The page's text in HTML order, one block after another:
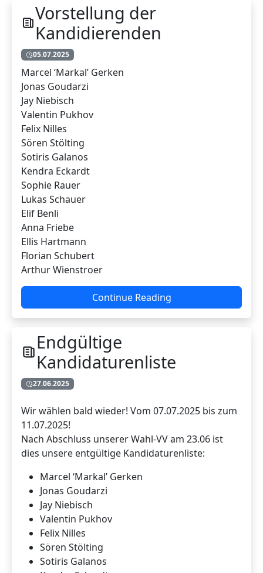
Vorstellung der
Kandidierenden
05.07.2025
Marcel ‘Markal’ Gerken
Jonas Goudarzi
Jay Niebisch
Valentin Pukhov
Felix Nilles
Sören Stölting
Sotiris Galanos
Kendra Eckardt
Sophie Rauer
Lukas Schauer
Elif Benli
Anna Friebe
Ellis Hartmann
Florian Schubert
Arthur Wienstroer
Continue Reading
Endgültige
Kandidaturenliste
27.06.2025
Wir wählen bald wieder! Vom 07.07.2025 bis zum
11.07.2025!
Nach Abschluss unserer Wahl-VV am 23.06 ist
dies unsere entgültige Kandidaturenliste:
Marcel ‘Markal’ Gerken
Jonas Goudarzi
Jay Niebisch
Valentin Pukhov
Felix Nilles
Sören Stölting
Sotiris Galanos